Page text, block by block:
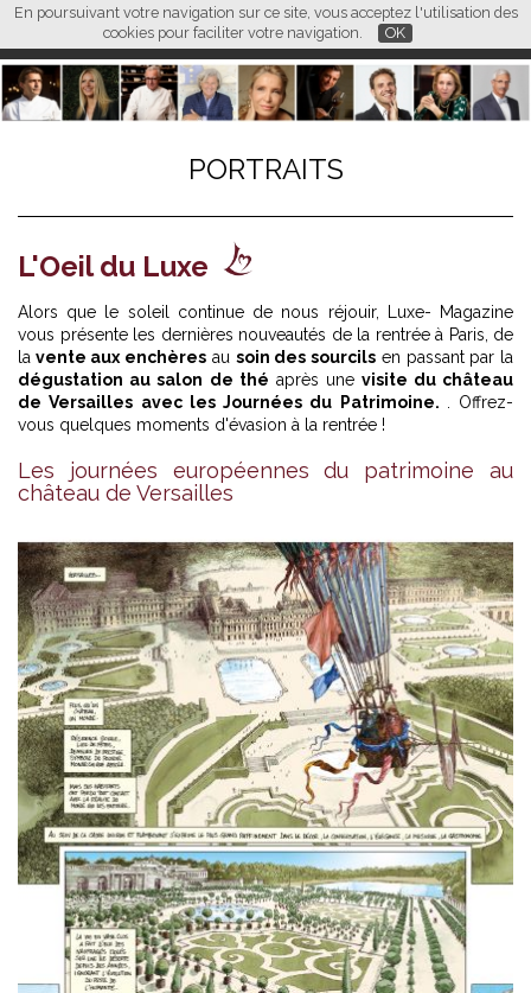
En poursuivant votre navigation sur ce site, vous acceptez l'utilisation des
cookies pour faciliter votre navigation.
OK
FR EN CN
L M
PORTRAITS
L'Oeil du Luxe
Alors que le soleil continue de nous réjouir, Luxe- Magazine
vous présente les dernières nouveautés de la rentrée à Paris, de
la vente aux enchères au soin des sourcils en passant par la
dégustation au salon de thé après une visite du château
de Versailles avec les Journées du Patrimoine.
. Offrez-
vous quelques moments d'évasion à la rentrée !
Les journées européennes du patrimoine au
château de Versailles